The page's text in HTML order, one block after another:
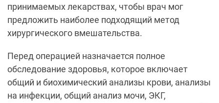
принимаемых лекарствах, чтобы врач мог
предложить наиболее подходящий метод
хирургического вмешательства.
Перед операцией назначается полное
обследование здоровья, которое включает
общий и биохимический анализы крови, анализы
на инфекции, общий анализ мочи, ЭКГ,